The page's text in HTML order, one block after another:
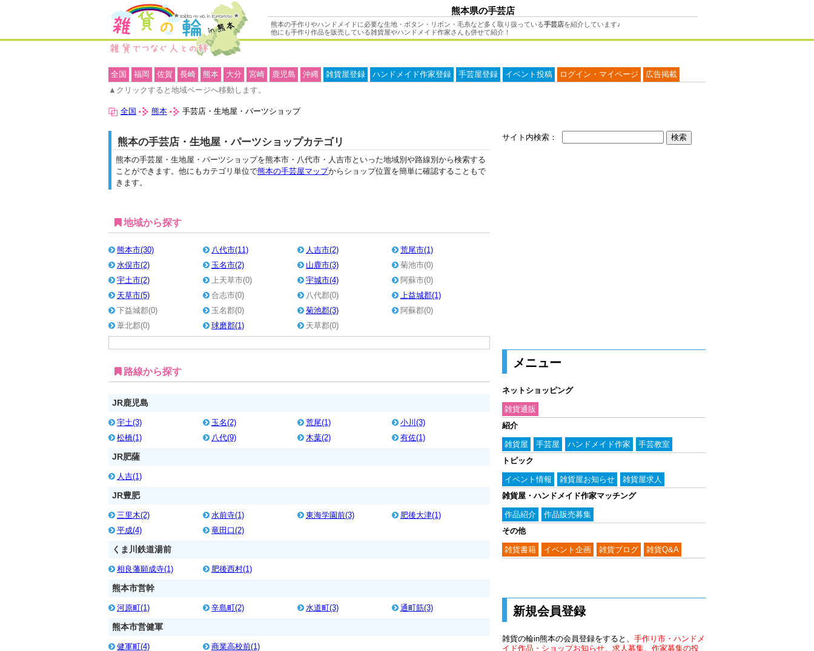
熊本県の手芸店
熊本の手作りやハンドメイドに必要な生地・ボタン・リボン・毛糸など多く取り扱っている手芸店を紹介しています♪
他にも手作り作品を販売している雑貨屋やハンドメイド作家さんも併せて紹介！
全国 熊本 手芸店・生地屋・パーツショップ
熊本の手芸店・生地屋・パーツショップカテゴリ
熊本の手芸屋・生地屋・パーツショップを熊本市・八代市・人吉市といった地域別や路線別から検索する
ことができます。他にもカテゴリ単位で熊本の手芸屋マップからショップ位置を簡単に確認することもで
きます。
地域から探す
熊本市(30) 八代市(11) 人吉市(2)
荒尾市(1)
水俣市(2)
玉名市(2) 山鹿市(3)
菊池市(0)
宇土市(2)
上天草市(0) 宇城市(4)
阿蘇市(0)
天草市(5)
合志市(0) 八代郡(0)
上益城郡(1)
下益城郡(0)
玉名郡(0) 菊池郡(3)
阿蘇郡(0)
葦北郡(0)
球磨郡(1) 天草郡(0)
路線から探す
JR鹿児島
宇土(3) 玉名(2) 荒尾(1)
小川(3)
松橋(1)
八代(9) 木葉(2) 有佐(1)
JR肥薩
人吉(1)
JR豊肥
三里木(2) 水前寺(1) 東海学園前(3)
肥後大津(1)
平成(4)
竜田口(2)
くま川鉄道湯前
相良藩願成寺(1) 肥後西村(1)
熊本市営幹
河原町(1) 辛島町(2) 水道町(3) 通町筋(3)
熊本市営健軍
健軍町(4) 商業高校前(1)
サイト内検索：
メニュー
ネットショッピング
雑貨通販
紹介
雑貨屋 手芸屋 ハンドメイド作家
手芸教室
トピック
イベント情報 雑貨屋お知らせ
雑貨屋求人
雑貨屋・ハンドメイド作家マッチング
作品紹介
作品販売募集
その他
雑貨書籍 イベント企画 雑貨ブログ 雑貨Q&A
新規会員登録
雑貨の輪in熊本の会員登録をすると、 手作り市・ハンドメ
イド作品・ショップお知らせ、求人募集、作家募集の投
全国 福岡 佐賀 長崎 熊本 大分 宮崎 鹿児島 沖縄 雑貨屋登録 ハンドメイド作家登録 手芸屋登録 イベント投稿 ログイン・マイページ
広告掲載
▲クリックすると地域ページへ移動します。